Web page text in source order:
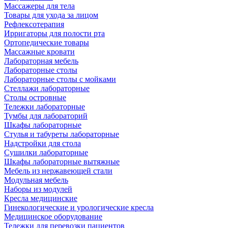
Массажеры для тела
Товары для ухода за лицом
Рефлексотерапия
Ирригаторы для полости рта
Ортопедические товары
Массажные кровати
Лабораторная мебель
Лабораторные столы
Лабораторные столы с мойками
Стеллажи лабораторные
Столы островные
Тележки лабораторные
Тумбы для лабораторий
Шкафы лабораторные
Стулья и табуреты лабораторные
Надстройки для стола
Сушилки лабораторные
Шкафы лабораторные вытяжные
Мебель из нержавеющей стали
Модульная мебель
Наборы из модулей
Кресла медицинские
Гинекологические и урологические кресла
Медицинское оборудование
Тележки для перевозки пациентов